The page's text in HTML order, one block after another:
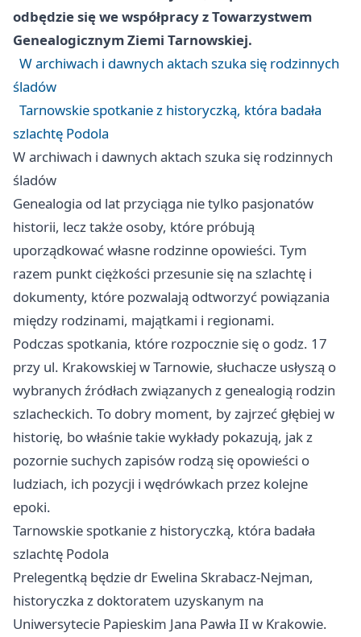
odbędzie się we współpracy z Towarzystwem
Genealogicznym Ziemi Tarnowskiej.
W archiwach i dawnych aktach szuka się rodzinnych
śladów
Tarnowskie spotkanie z historyczką, która badała
szlachtę Podola
W archiwach i dawnych aktach szuka się rodzinnych
śladów
Genealogia od lat przyciąga nie tylko pasjonatów
historii, lecz także osoby, które próbują
uporządkować własne rodzinne opowieści. Tym
razem punkt ciężkości przesunie się na szlachtę i
dokumenty, które pozwalają odtworzyć powiązania
między rodzinami, majątkami i regionami.
Podczas spotkania, które rozpocznie się o godz. 17
przy ul. Krakowskiej w Tarnowie, słuchacze usłyszą o
wybranych źródłach związanych z genealogią rodzin
szlacheckich. To dobry moment, by zajrzeć głębiej w
historię, bo właśnie takie wykłady pokazują, jak z
pozornie suchych zapisów rodzą się opowieści o
ludziach, ich pozycji i wędrówkach przez kolejne
epoki.
Tarnowskie spotkanie z historyczką, która badała
szlachtę Podola
Prelegentką będzie dr Ewelina Skrabacz-Nejman,
historyczka z doktoratem uzyskanym na
Uniwersytecie Papieskim Jana Pawła II w Krakowie.